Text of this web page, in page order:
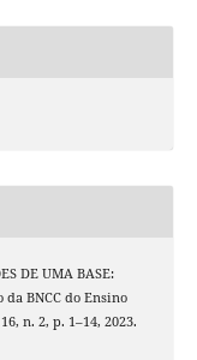
DE UMA BASE:
BNCC do Ensino
n. 2, p. 1–14, 2023.